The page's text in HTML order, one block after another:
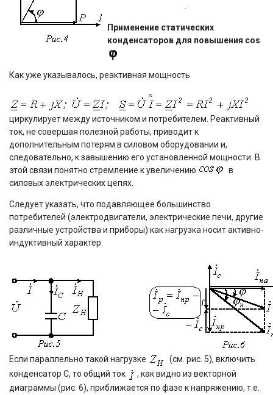
.
Применение статических
конденсаторов для повышения cos
Как уже указывалось, реактивная мощность
циркулирует между источником и потребителем. Реактивный
ток, не совершая полезной работы, приводит к
дополнительным потерям в силовом оборудовании и,
следовательно, к завышению его установленной мощности. В
этой связи понятно стремление к увеличению
в
силовых электрических цепях.
Следует указать, что подавляющее большинство
потребителей (электродвигатели, электрические печи, другие
различные устройства и приборы) как нагрузка носит активно-
индуктивный характер.
Если параллельно такой нагрузке
(см. рис. 5), включить
конденсатор С, то общий ток
, как видно из векторной
диаграммы (рис. 6), приближается по фазе к напряжению, т.е.